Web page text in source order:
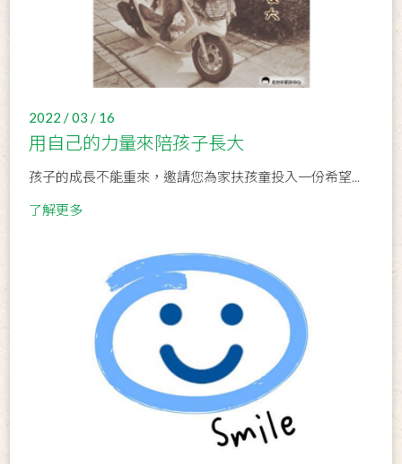
2022 / 03 / 16
用自己的力量來陪孩子長大
孩子的成長不能重來，邀請您為家扶孩童投入一份希望...
了解更多